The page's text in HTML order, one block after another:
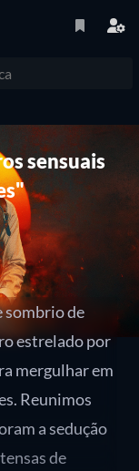
sensuais
sombrio de
estrelado por
mergulhar em
Reunimos
a sedução
de